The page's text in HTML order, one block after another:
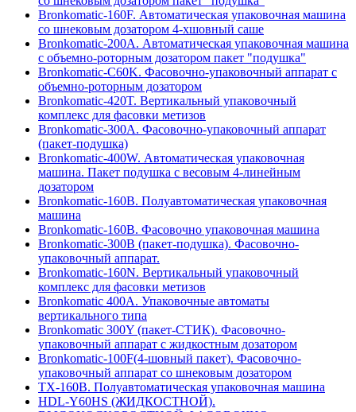
Bronkomatic-160F. Автоматическая упаковочная машина
со шнековым дозатором 4-хшовный саше
Bronkomatic-200A. Автоматическая упаковочная машина
с объемно-роторным дозатором пакет "подушка"
Bronkomatic-C60K. Фасовочно-упаковочный аппарат с
объемно-роторным дозатором
Bronkomatic-420T. Вертикальный упаковочный
комплекс для фасовки метизов
Bronkomatic-300A. Фасовочно-упаковочный аппарат
(пакет-подушка)
Bronkomatic-400W. Автоматическая упаковочная
машина. Пакет подушка с весовым 4-линейным
дозатором
Bronkomatic-160B. Полуавтоматическая упаковочная
машина
Bronkomatic-160B. Фасовочно упаковочная машина
Bronkomatic-300B (пакет-подушка). Фасовочно-
упаковочный аппарат.
Bronkomatic-160N. Вертикальный упаковочный
комплекс для фасовки метизов
Вronkomatic 400A. Упаковочные автоматы
вертикального типа
Bronkomatic 300Y (пакет-СТИК). Фасовочно-
упаковочный аппарат с жидкостным дозатором
Bronkomatic-100F(4-шовный пакет). Фасовочно-
упаковочный аппарат со шнековым дозатором
TX-160B. Полуавтоматическая упаковочная машина
HDL-Y60HS (ЖИДКОСТНОЙ).